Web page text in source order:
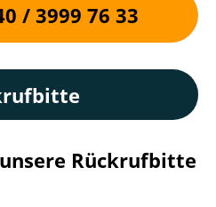
/ 3999 76 33
Rückrufbitte